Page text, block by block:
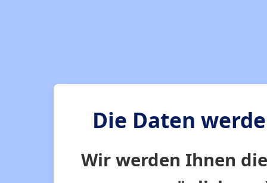
Die Daten
Wir werden Ihnen